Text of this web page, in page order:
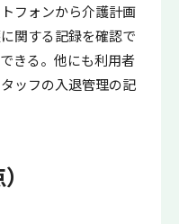
フォンから介護計画
関する記録を確認で
きる。他にも利用者
ッフの入退管理の記